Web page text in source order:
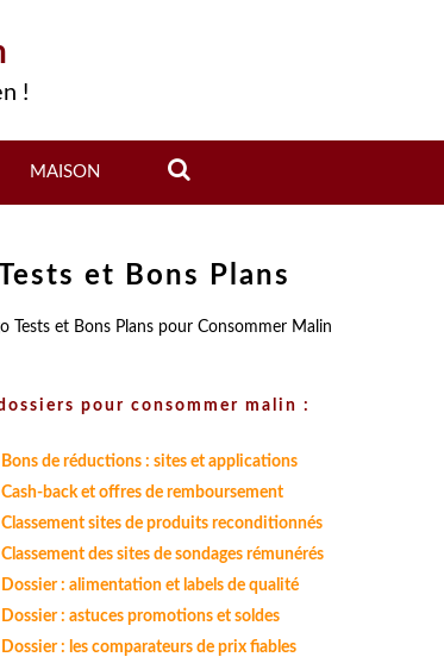
!
MAISON
et Bons Plans
pour consommer malin :
Bons de réductions : sites et applications
Cash-back et offres de remboursement
Classement sites de produits reconditionnés
Classement des sites de sondages rémunérés
Dossier : alimentation et labels de qualité
Dossier : astuces promotions et soldes
Dossier : les comparateurs de prix fiables